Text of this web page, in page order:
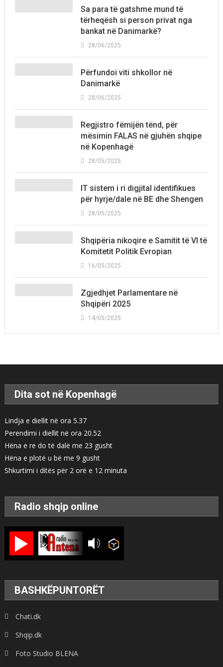
Sa para të gatshme mund të
tërheqësh si person privat nga
bankat në Danimarkë?
28/06/2025
Përfundoi viti shkollor në
Danimarkë
28/06/2025
Regjistro fëmijën tënd, për
mësimin FALAS në gjuhën shqipe
në Kopenhagë
28/05/2025
IT sistem i ri digjital identifikues
për hyrje/dale në BE dhe Shengen
28/05/2025
Shqipëria nikoqire e Samitit të VI të
Komitetit Politik Evropian
16/05/2025
Zgjedhjet Parlamentare në
Shqipëri 2025
14/05/2025
Dita sot në Kopenhagë
Lindja e diellit në ora 5.37
Perendimi i diellit në ora 20.52
Hëna e re do të dalë me 23 gusht
Hëna e plotë u bë me 9 gusht
Shkurtimi i ditës për 2 orë e 12 minuta
Radio shqip online
BASHKËPUNTORËT
Chati.dk
Shqip.dk
Foto Studio BLENA